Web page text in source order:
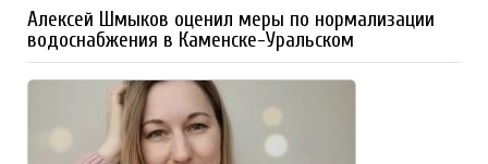
Алексей Шмыков оценил меры по нормализации
водоснабжения в Каменске-Уральском